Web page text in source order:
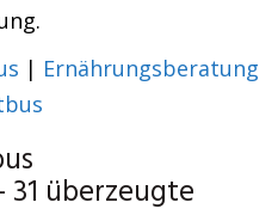
| Ernährungsberatung
überzeugte